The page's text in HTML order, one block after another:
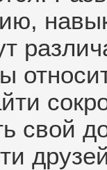
свой